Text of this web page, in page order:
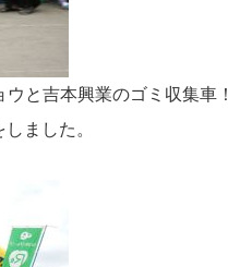
と吉本興業のゴミ収集車！
ました。